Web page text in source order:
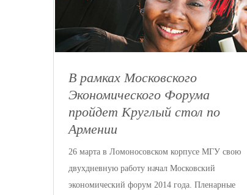
В рамках Московского
Экономического Форума
пройдет Круглый стол по
Армении
26 марта в Ломоносовском корпусе МГУ свою
двухдневную работу начал Московский
экономический форум 2014 года. Пленарные